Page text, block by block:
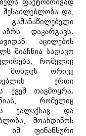
ფაქტობრივად
შესაძლებლობა და,
აზრს დაკარგავს.
აცილების
მიაჩნია სადავო
რომელიც
მოხდეს ორივე
ერთი
ქვეშ თავმოყრა.
რომელიც
ქალაქსაც და
მოახდინოს
იმ ფინანსური